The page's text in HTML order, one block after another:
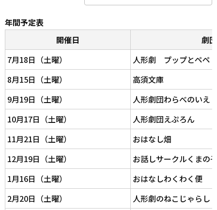
年間予定表
開催日
劇
7月18日（土曜）
人形劇 プップとペペ
8月15日（土曜）
高須文庫
9月19日（土曜）
人形劇団わらべのいえ
10月17日（土曜）
人形劇団えぷろん
11月21日（土曜）
おはなし畑
12月19日（土曜）
お話しサークルくまの
1月16日（土曜）
おはなしわくわく便
2月20日（土曜）
人形劇のねこじゃらし